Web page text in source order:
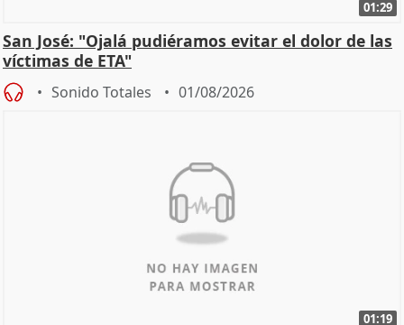
01:29
San José: "Ojalá pudiéramos evitar el dolor de las
víctimas de ETA"
Sonido Totales 01/08/2026
01:19